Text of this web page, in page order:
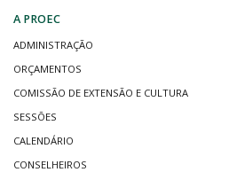
A PROEC
ADMINISTRAÇÃO
ORÇAMENTOS
COMISSÃO DE EXTENSÃO E CULTURA
SESSÕES
CALENDÁRIO
CONSELHEIROS